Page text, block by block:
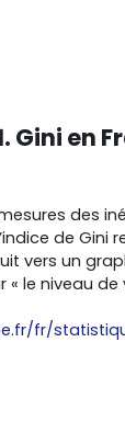
Gini en
des
de Gini
vers un
« le niveau
fr/